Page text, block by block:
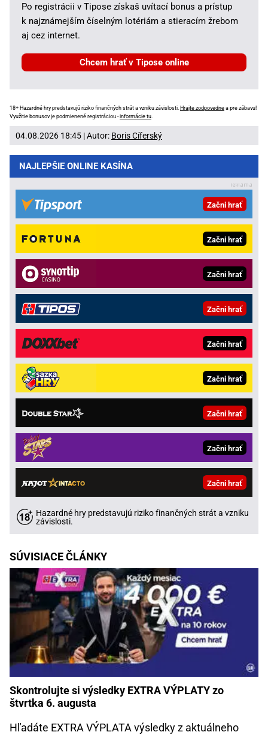
Po registrácii v Tipose získaš uvítací bonus a prístup
k najznámejším číselným lotériám a stieracím žrebom
aj cez internet.
Chcem hrať v Tipose online
18+ Hazardné hry predstavujú riziko finančných strát a vzniku závislosti. Hrajte zodpovedne a pre zábavu!
Využitie bonusov je podmienené registráciou -informácie tu.
04.08.2026 18:45 | Autor: Boris Cíferský
NAJLEPŠIE ONLINE KASÍNA
Začni hrať
Začni hrať
Začni hrať
Začni hrať
Začni hrať
Začni hrať
Začni hrať
Začni hrať
Začni hrať
Hazardné hry predstavujú riziko finančných strát a vzniku
závislosti.
SÚVISIACE ČLÁNKY
Skontrolujte si výsledky EXTRA VÝPLATY zo
štvrtka 6. augusta
Hľadáte EXTRA VÝPLATA výsledky z aktuálneho